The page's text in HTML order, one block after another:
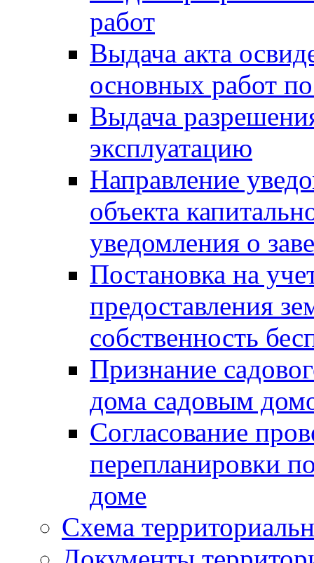
работ
Выдача акта
основных работ
Выдача
эксплуатацию
Направление
объекта
уведомления о
Постановка на
предоставления
собственность
Признание
дома садовым
Согласование
перепланировки
доме
Схема